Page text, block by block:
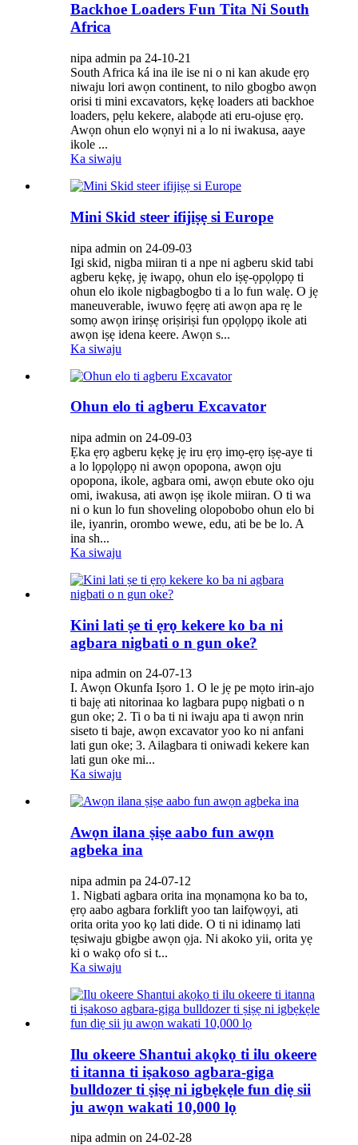
Backhoe Loaders Fun Tita Ni South
Africa
nipa admin pa 24-10-21
South Africa ká ina ile ise ni o ni kan akude ẹrọ
niwaju lori awọn continent, to nilo gbogbo awọn
orisi ti mini excavators, kẹkẹ loaders ati backhoe
loaders, pẹlu kekere, alabọde ati eru-ojuse ẹrọ.
Awọn ohun elo wọnyi ni a lo ni iwakusa, aaye
ikole ...
Ka siwaju
Mini Skid steer ifijiṣẹ si Europe
nipa admin on 24-09-03
Igi skid, nigba miiran ti a npe ni agberu skid tabi
agberu kẹkẹ, jẹ iwapọ, ohun elo iṣẹ-ọpọlọpọ ti
ohun elo ikole nigbagbogbo ti a lo fun walẹ. O jẹ
maneuverable, iwuwo fẹẹrẹ ati awọn apa rẹ le
somọ awọn irinṣẹ oriṣiriṣi fun ọpọlọpọ ikole ati
awọn iṣẹ idena keere. Awọn s...
Ka siwaju
Ohun elo ti agberu Excavator
nipa admin on 24-09-03
Ẹka ẹrọ agberu kẹkẹ jẹ iru ẹrọ imọ-ẹrọ iṣẹ-aye ti
a lo lọpọlọpọ ni awọn opopona, awọn oju
opopona, ikole, agbara omi, awọn ebute oko oju
omi, iwakusa, ati awọn iṣẹ ikole miiran. O ti wa
ni o kun lo fun shoveling olopobobo ohun elo bi
ile, iyanrin, orombo wewe, edu, ati be be lo. A
ina sh...
Ka siwaju
Kini lati ṣe ti ẹrọ kekere ko ba ni
agbara nigbati o n gun oke?
nipa admin on 24-07-13
I. Awọn Okunfa Iṣoro 1. O le jẹ pe mọto irin-ajo
ti bajẹ ati nitorinaa ko lagbara pupọ nigbati o n
gun oke; 2. Ti o ba ti ni iwaju apa ti awọn nrin
siseto ti baje, awọn excavator yoo ko ni anfani
lati gun oke; 3. Ailagbara ti oniwadi kekere kan
lati gun oke mi...
Ka siwaju
Awọn ilana ṣiṣe aabo fun awọn
agbeka ina
nipa admin pa 24-07-12
1. Nigbati agbara orita ina mọnamọna ko ba to,
ẹrọ aabo agbara forklift yoo tan laifọwọyi, ati
orita orita yoo kọ lati dide. O ti ni idinamọ lati
tẹsiwaju gbigbe awọn ọja. Ni akoko yii, orita yẹ
ki o wakọ ofo si t...
Ka siwaju
Ilu okeere Shantui akọkọ ti ilu okeere
ti itanna ti iṣakoso agbara-giga
bulldozer ti ṣiṣẹ ni igbẹkẹle fun diẹ sii
ju awọn wakati 10,000 lọ
nipa admin on 24-02-28